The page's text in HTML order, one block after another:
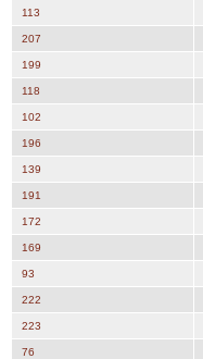
113
207
199
118
102
196
139
191
172
169
93
222
223
76